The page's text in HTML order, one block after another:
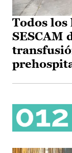
Todos
SESCAM